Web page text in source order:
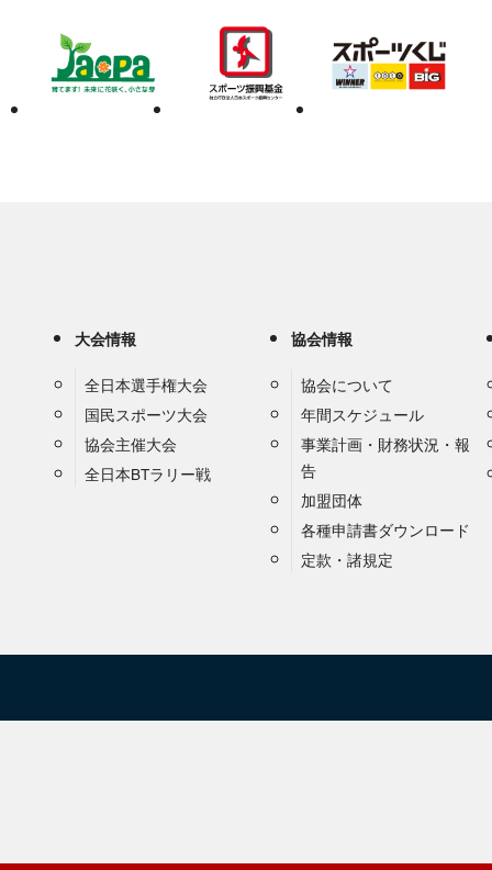
大会情報
全日本選手権大会
国民スポーツ大会
協会主催大会
全日本BTラリー戦
協会情報
協会について
年間スケジュール
事業計画・財務状況・報
告
加盟団体
各種申請書ダウンロード
定款・諸規定